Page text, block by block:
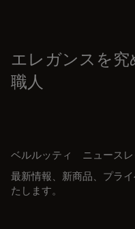
エレガンスを
職人
ベルルッティ ニュースレ
最新情報、新商品、プラ
たします。